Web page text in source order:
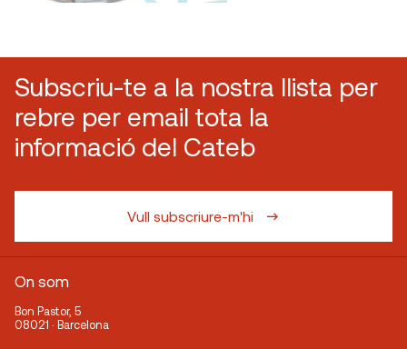
Subscriu-te a la nostra llista per
rebre per email tota la
informació del Cateb
Vull subscriure-m'hi
On som
Bon Pastor, 5
08021 · Barcelona